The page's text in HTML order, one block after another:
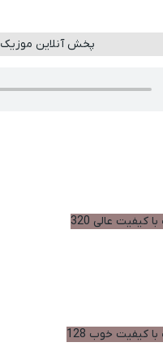
پخش آنلاین موزیک
کیفیت عالی 320
کیفیت خوب 128